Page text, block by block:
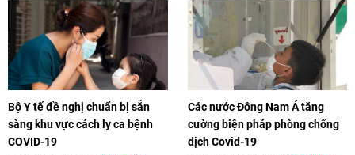
Bộ Y tế đề nghị chuẩn bị sẵn
sàng khu vực cách ly ca bệnh
COVID-19
Các nước Đông Nam Á tăng
cường biện pháp phòng chống
dịch Covid-19